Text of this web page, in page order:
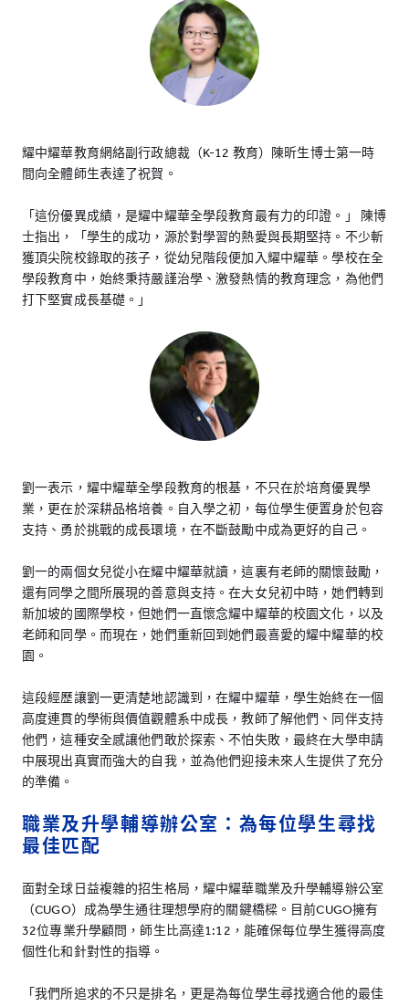
耀中耀華教育網絡副行政總裁（K-12 教育）陳昕生博士第一時
間向全體師生表達了祝賀。
「這份優異成績，是耀中耀華全學段教育最有力的印證。」 陳博
士指出，「學生的成功，源於對學習的熱愛與長期堅持。不少斬
獲頂尖院校錄取的孩子，從幼兒階段便加入耀中耀華。學校在全
學段教育中，始終秉持嚴謹治學、激發熱情的教育理念，為他們
打下堅實成長基礎。」
劉一表示，耀中耀華全學段教育的根基，不只在於培育優異學
業，更在於深耕品格培養。自入學之初，每位學生便置身於包容
支持、勇於挑戰的成長環境，在不斷鼓勵中成為更好的自己。
劉一的兩個女兒從小在耀中耀華就讀，這裏有老師的關懷鼓勵，
還有同學之間所展現的善意與支持。在大女兒初中時，她們轉到
新加坡的國際學校，但她們一直懷念耀中耀華的校園文化，以及
老師和同學。而現在，她們重新回到她們最喜愛的耀中耀華的校
園。
這段經歷讓劉一更清楚地認識到，在耀中耀華，學生始終在一個
高度連貫的學術與價值觀體系中成長，教師了解他們、同伴支持
他們，這種安全感讓他們敢於探索、不怕失敗，最終在大學申請
中展現出真實而強大的自我，並為他們迎接未來人生提供了充分
的準備。
職業及升學輔導辦公室：為每位學生尋找
最佳匹配
面對全球日益複雜的招生格局，耀中耀華職業及升學輔導辦公室
（CUGO）成為學生通往理想學府的關鍵橋樑。目前CUGO擁有
32位專業升學顧問，師生比高達1:12，能確保每位學生獲得高度
個性化和針對性的指導。
「我們所追求的不只是排名，更是為每位學生尋找適合他的最佳